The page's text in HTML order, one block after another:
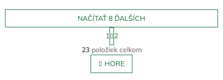
O
v
l
á
NAČÍTAŤ 8 ĎALŠÍCH
S
t
r
á
n
k
1 2
23položiek celkom
HORE